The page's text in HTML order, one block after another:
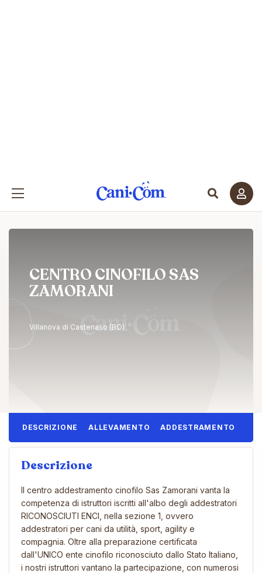
CENTRO CINOFILO SAS
ZAMORANI
Villanova di Castenaso (BO)
DESCRIZIONE ALLEVAMENTO ADDESTRAMENTO
Descrizione
Il centro addestramento cinofilo Sas Zamorani vanta la
competenza di istruttori iscritti all'albo degli addestratori
RICONOSCIUTI ENCI, nella sezione 1, ovvero
addestratori per cani da utilità, sport, agility e
compagnia. Oltre alla preparazione certificata
dall'UNICO ente cinofilo riconosciuto dallo Stato Italiano,
i nostri istruttori vantano la partecipazione, con numerosi